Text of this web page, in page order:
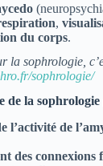
,
du corps.
la sophrologie,
sophrologie/
de la sophrologie
l’activité de
des connexions